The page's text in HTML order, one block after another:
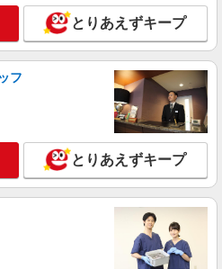
橋市
詳細を見る
＊看護助手(資格経験不問)募集♪食
補助業務
円〜2125円 ＜日払い有/週払い有/交
ソリン代含む)＞
詳細を見る
とりあえずキープ
フ
とりあえずキープ